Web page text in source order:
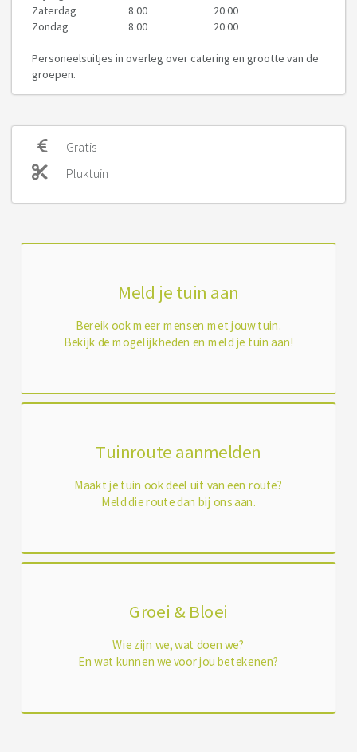
Zaterdag
8.00
20.00
Zondag
8.00 20.00
Personeelsuitjes in overleg over catering en grootte van de
groepen.
Gratis
Pluktuin
Meld je tuin aan
Bereik ook meer mensen met jouw tuin.
Bekijk de mogelijkheden en meld je tuin aan!
Tuinroute aanmelden
Maakt je tuin ook deel uit van een route?
Meld die route dan bij ons aan.
Groei & Bloei
Wie zijn we, wat doen we?
En wat kunnen we voor jou betekenen?